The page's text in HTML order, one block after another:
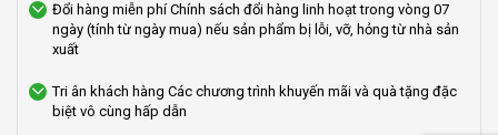
Đổi hàng miễn phí Chính sách đổi hàng linh hoạt trong vòng 07
ngày (tính từ ngày mua) nếu sản phẩm bị lỗi, vỡ, hỏng từ nhà sản
xuất
Tri ân khách hàng Các chương trình khuyến mãi và quà tặng đặc
biệt vô cùng hấp dẫn